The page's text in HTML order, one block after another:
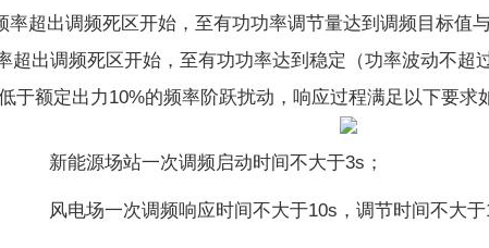
率超出调频死区开始，至有功功率调节量达到调频目标值
超出调频死区开始，至有功功率达到稳定（功率波动不超
于额定出力10%的频率阶跃扰动，响应过程满足以下要求
新能源场站一次调频启动时间不大于3s；
风电场一次调频响应时间不大于10s，调节时间不大于